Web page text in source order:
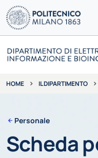
HOME IL DIPARTIMENTO
Personale
Scheda